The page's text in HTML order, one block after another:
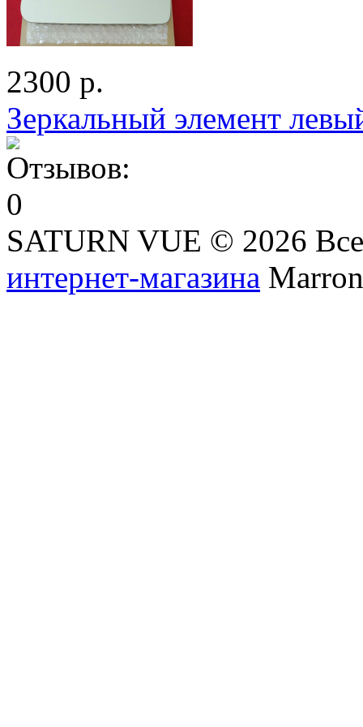
2300 р.
Зеркальный элемент
SATURN VUE © 2026
интернет-магазина